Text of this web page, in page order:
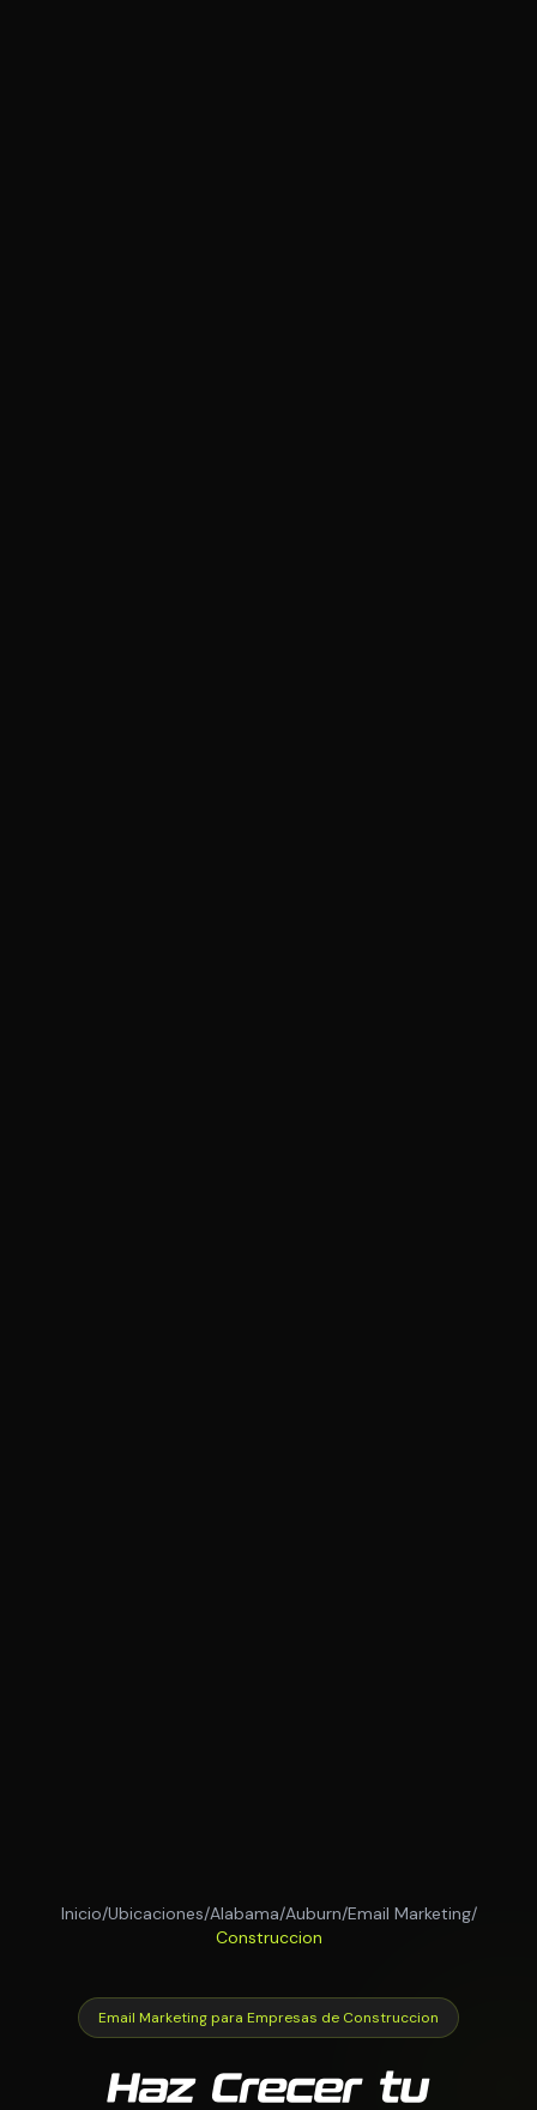
Inicio/Ubicaciones/Alabama/Auburn/Email Marketing/
Construccion
Email Marketing para Empresas de Construccion
Haz Crecer tu